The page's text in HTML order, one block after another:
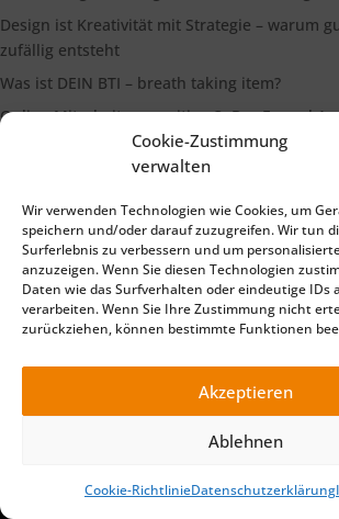
Cookie-Zustimmung
verwalten
Wir verwenden Technologien wie Cookies, um
speichern und/oder darauf zuzugreifen. Wir tun
Surferlebnis zu verbessern und um
anzuzeigen. Wenn Sie diesen Technologien
Daten wie das Surfverhalten oder eindeutige IDs
verarbeiten. Wenn Sie Ihre Zustimmung nicht
zurückziehen, können bestimmte Funktionen
Akzeptieren
Ablehnen
Cookie-RichtlinieDatenschutzerklärung
Design ist Kreativität mit Strategie – warum
zufällig entsteht
Was ist DEIN BTI – breath taking item?
Online Mitarbeiterrecruiting 3: Der Funnel
Die Bedeutung eines starken Markenimages
Impressum
©2025 TELLiT – Ihre Full Service
Beratung, Online Marketing, Print, Foto
Made with 🧡 in Würzburg (Bayern) - für
Marktheidenfeld,